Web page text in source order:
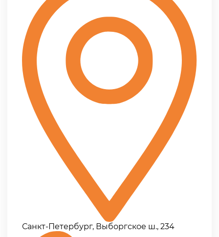
Санкт-Петербург, Выборгское ш., 234